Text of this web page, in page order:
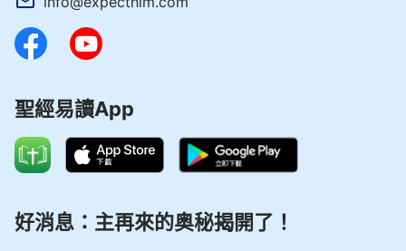
聖經易讀App
好消息：主再來的奥秘揭開了！